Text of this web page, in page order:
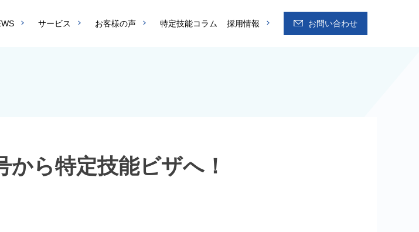
サービス お客様の声 特定技能コラム 採用情報 お問い合わせ
から特定技能ビザへ！